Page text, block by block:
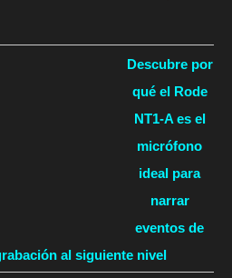
Descubre por
qué el Rode
NT1-A es el
micrófono
ideal para
narrar
eventos de
al siguiente nivel